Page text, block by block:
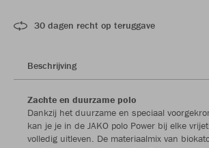
30 dagen recht op teruggave
Beschrijving
Zachte en duurzame polo
Dankzij het duurzame en speciaal
kan je je in de JAKO polo Power bij elke
volledig uitleven. De materiaalmix van